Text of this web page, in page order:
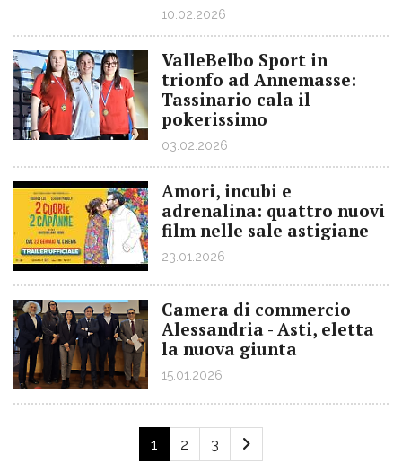
10.02.2026
ValleBelbo Sport in
trionfo ad Annemasse:
Tassinario cala il
pokerissimo
03.02.2026
Amori, incubi e
adrenalina: quattro nuovi
film nelle sale astigiane
23.01.2026
Camera di commercio
Alessandria - Asti, eletta
la nuova giunta
15.01.2026
1 2 3